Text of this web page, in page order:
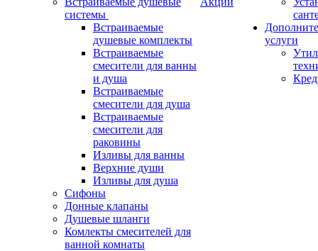
системы
Встраиваемые
душевые комплекты
Встраиваемые
смесители для ванны
и душа
Встраиваемые
смесители для душа
Встраиваемые
смесители для
раковины
Изливы для ванны
Верхние души
Изливы для душа
Сифоны
Донные клапаны
Душевые шланги
Комлекты смесителей для
ванной комнаты
услуги